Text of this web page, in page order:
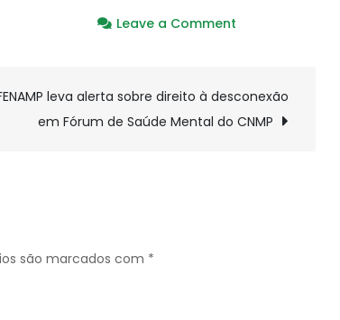
Leave a Comment
ANSEMP
defendem
leva alerta sobre direito à desconexão
em Fórum de Saúde Mental do CNMP
são marcados com *